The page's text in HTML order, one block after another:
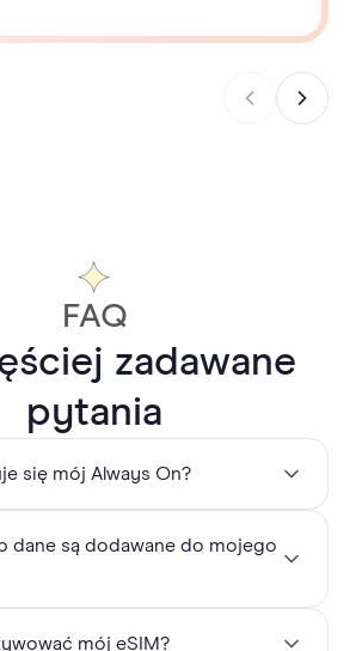
FAQ
zadawane
pytania
się mój Always On?
pakiet 1 GB zapasowych
do wszystkich eSIM Holafly
eSIM z nielimitowanymi danymi na
Twój eSIM zostanie zainstalowany,
dane są dodawane do mojego
instalacji Twój eSIM automatycznie
mój eSIM?